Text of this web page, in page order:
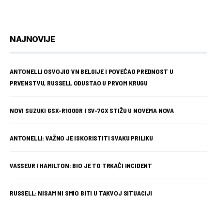
NAJNOVIJE
ANTONELLI OSVOJIO VN BELGIJE I POVEĆAO PREDNOST U
PRVENSTVU, RUSSELL ODUSTAO U PRVOM KRUGU
NOVI SUZUKI GSX-R1000R I SV-7GX STIŽU U NOVEMA NOVA
ANTONELLI: VAŽNO JE ISKORISTITI SVAKU PRILIKU
VASSEUR I HAMILTON: BIO JE TO TRKAĆI INCIDENT
RUSSELL: NISAM NI SMIO BITI U TAKVOJ SITUACIJI